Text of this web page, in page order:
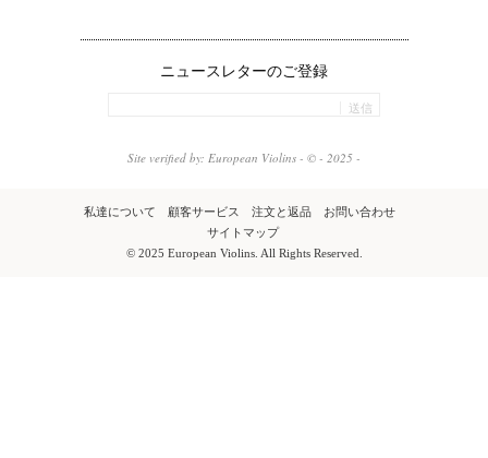
ニュースレターのご登録
送信
Site verified by: European Violins - © - 2025 -
私達について 顧客サービス 注文と返品
お問い合わせ
サイトマップ
© 2025 European Violins. All Rights Reserved.